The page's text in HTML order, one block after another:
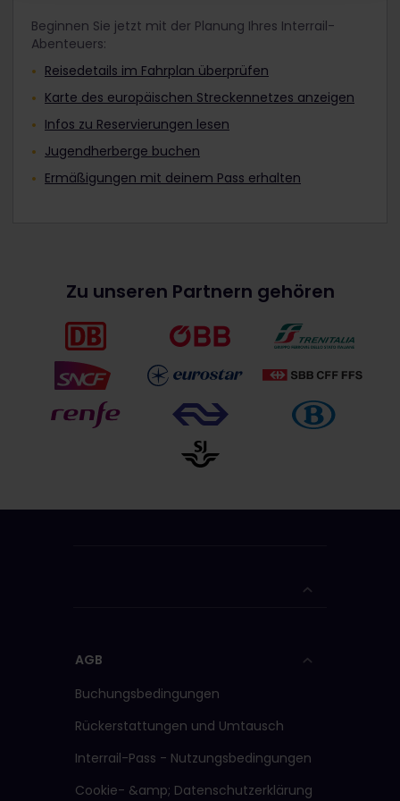
Beginnen Sie jetzt mit der Planung Ihres Interrail-
Abenteuers:
Reisedetails im Fahrplan überprüfen
Karte des europäischen Streckennetzes anzeigen
Infos zu Reservierungen lesen
Jugendherberge buchen
Ermäßigungen mit deinem Pass erhalten
Zu unseren Partnern gehören
AGB
Buchungsbedingungen
Rückerstattungen und Umtausch
Interrail-Pass - Nutzungsbedingungen
Cookie- &amp; Datenschutzerklärung